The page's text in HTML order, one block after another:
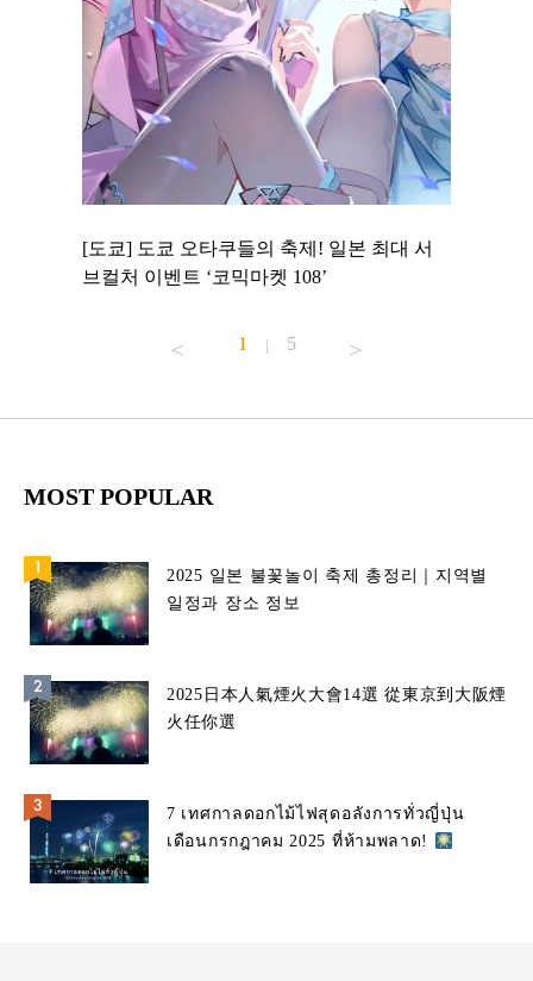
[도쿄] 도쿄 오타쿠들의 축제! 일본 최대 서
브컬처 이벤트 ‘코믹마켓 108’
1 | 5
MOST POPULAR
2025 일본 불꽃놀이 축제 총정리｜지역별
일정과 장소 정보
2025日本人氣煙火大會14選 從東京到大阪煙
火任你選
7 เทศกาลดอกไม้ไฟสุดอลังการทั่วญี่ปุ่น
เดือนกรกฎาคม 2025 ที่ห้ามพลาด!